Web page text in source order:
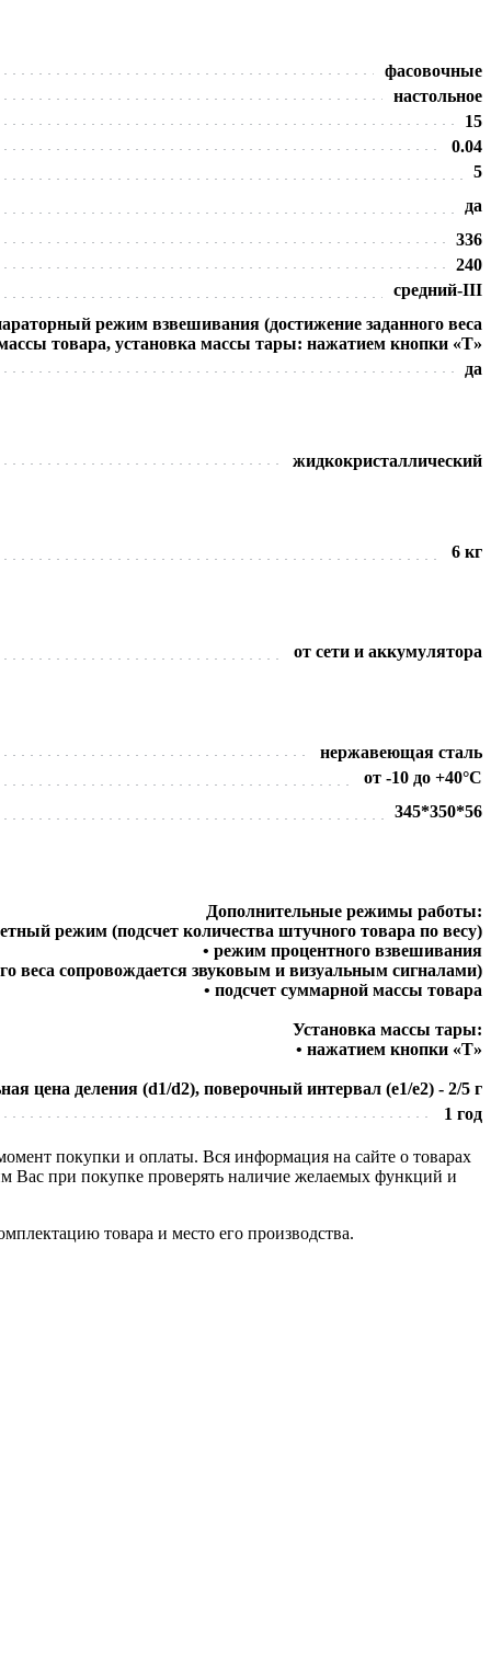
фасовочные
настольное
15
0.04
5
да
336
240
средний-III
режим взвешивания (достижение заданного веса
товара, установка массы тары: нажатием кнопки «T»
да
жидкокристаллический
6 кг
от сети и аккумулятора
нержавеющая сталь
от -10 до +40°C
345*350*56
Дополнительные режимы работы:
режим (подсчет количества штучного товара по весу)
• режим процентного взвешивания
веса сопровождается звуковым и визуальным сигналами)
• подсчет суммарной массы товара
Установка массы тары:
• нажатием кнопки «T»
цена деления (d1/d2), поверочный интервал (е1/е2) - 2/5 г
1 год
покупки и оплаты. Вся информация на сайте о товарах
Вас при покупке проверять наличие желаемых функций и
товара и место его производства.